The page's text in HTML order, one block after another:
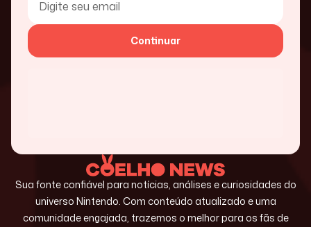
Continuar
Sua fonte confiável para notícias, análises e curiosidades do
universo Nintendo. Com conteúdo atualizado e uma
comunidade engajada, trazemos o melhor para os fãs de